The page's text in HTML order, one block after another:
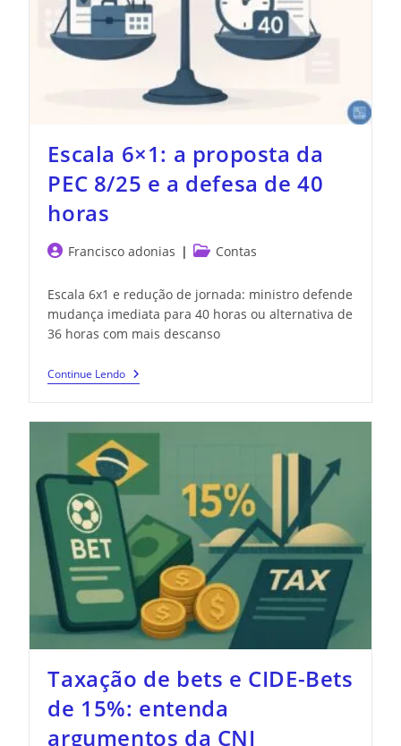
Escala 6×1: a proposta da
PEC 8/25 e a defesa de 40
horas
Francisco adonias Contas
Escala 6x1 e redução de jornada: ministro defende
mudança imediata para 40 horas ou alternativa de
36 horas com mais descanso
Continue Lendo
Taxação de bets e CIDE-Bets
de 15%: entenda
argumentos da CNI